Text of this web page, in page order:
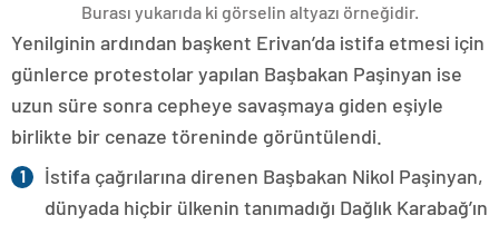
Burası yukarıda ki görselin altyazı örneğidir.
Yenilginin ardından başkent Erivan’da istifa etmesi için
günlerce protestolar yapılan Başbakan Paşinyan ise
uzun süre sonra cepheye savaşmaya giden eşiyle
birlikte bir cenaze töreninde görüntülendi.
İstifa çağrılarına direnen Başbakan Nikol Paşinyan,
dünyada hiçbir ülkenin tanımadığı Dağlık Karabağ’ın